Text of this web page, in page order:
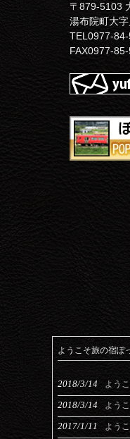
〒879-5103
湯布院町大
TEL0977-
FAX0977-
ようこそ旅の宿ぽ
2018/3/14 よう
2018/3/14 よう
2017/1/11 よう